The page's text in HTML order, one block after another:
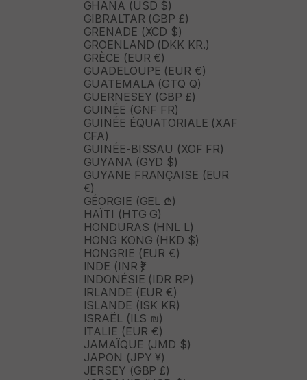
GHANA (USD $)
GIBRALTAR (GBP £)
GRENADE (XCD $)
GROENLAND (DKK KR.)
GRÈCE (EUR €)
GUADELOUPE (EUR €)
GUATEMALA (GTQ Q)
GUERNESEY (GBP £)
GUINÉE (GNF FR)
GUINÉE ÉQUATORIALE (XAF
CFA)
GUINÉE-BISSAU (XOF FR)
GUYANA (GYD $)
GUYANE FRANÇAISE (EUR
€)
GÉORGIE (GEL ₾)
HAÏTI (HTG G)
HONDURAS (HNL L)
HONG KONG (HKD $)
HONGRIE (EUR €)
INDE (INR ₹)
INDONÉSIE (IDR RP)
IRLANDE (EUR €)
ISLANDE (ISK KR)
ISRAËL (ILS ₪)
ITALIE (EUR €)
JAMAÏQUE (JMD $)
JAPON (JPY ¥)
JERSEY (GBP £)